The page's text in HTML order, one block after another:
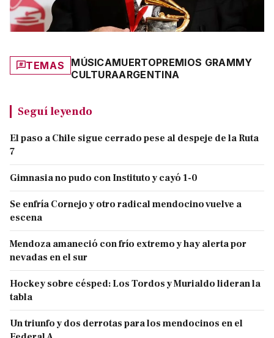
TEMAS MÚSICAMUERTOPREMIOS GRAMMY
CULTURAARGENTINA
Seguí leyendo
El paso a Chile sigue cerrado pese al despeje de la Ruta
7
Gimnasia no pudo con Instituto y cayó 1-0
Se enfría Cornejo y otro radical mendocino vuelve a
escena
Mendoza amaneció con frío extremo y hay alerta por
nevadas en el sur
Hockey sobre césped: Los Tordos y Murialdo lideran la
tabla
Un triunfo y dos derrotas para los mendocinos en el